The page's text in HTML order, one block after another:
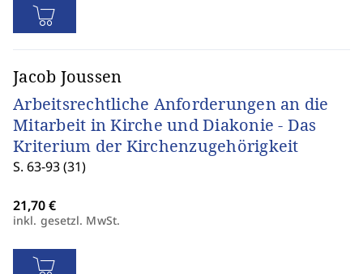
Jacob Joussen
Arbeitsrechtliche Anforderungen an die
Mitarbeit in Kirche und Diakonie - Das
Kriterium der Kirchenzugehörigkeit
S. 63-93 (31)
inkl. gesetzl. MwSt.